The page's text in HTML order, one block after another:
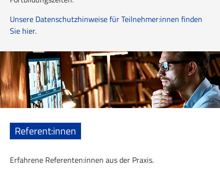
Unsere Datenschutzhinweise für Teilnehmer:innen finden
Sie hier.
Referent:innen
Erfahrene Referenten:innen aus der Praxis.